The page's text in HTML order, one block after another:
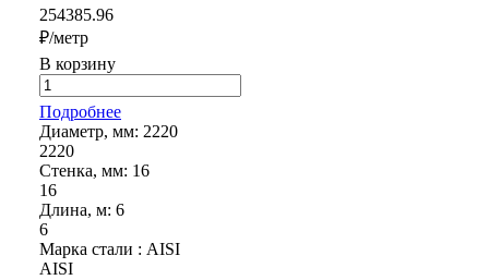
254385.96
₽/метр
В корзину
Подробнее
Диаметр, мм: 2220
2220
Стенка, мм: 16
16
Длина, м: 6
6
Марка стали : AISI
AISI